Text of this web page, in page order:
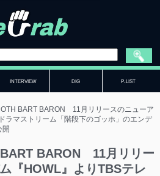
INTERVIEW DIG P-LIST
BART BARON 11月リリースのニューア
ラマストリーム「階段下のゴッホ」のエンデ
開
BART BARON 11月リリー
『HOWL』よりTBSテレ